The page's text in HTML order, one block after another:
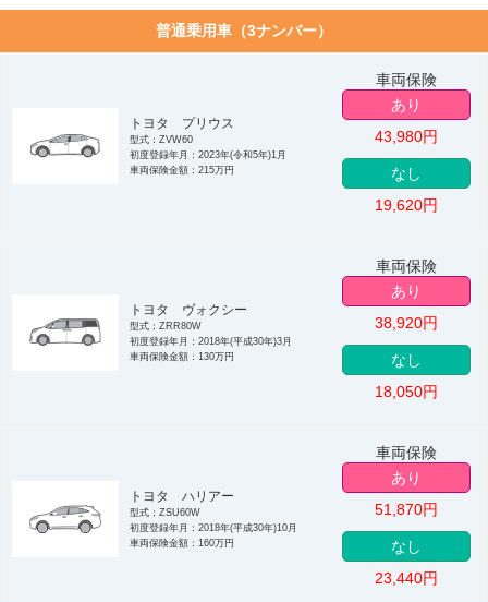
普通乗用車（3ナンバー）
トヨタ プリウス
型式：ZVW60
初度登録年月：2023年(令和5年)1月
車両保険金額：215万円
車両保険
あり
43,980円
なし
19,620円
トヨタ ヴォクシー
型式：ZRR80W
初度登録年月：2018年(平成30年)3月
車両保険金額：130万円
車両保険
あり
38,920円
なし
18,050円
トヨタ ハリアー
型式：ZSU60W
初度登録年月：2018年(平成30年)10月
車両保険金額：160万円
車両保険
あり
51,870円
なし
23,440円